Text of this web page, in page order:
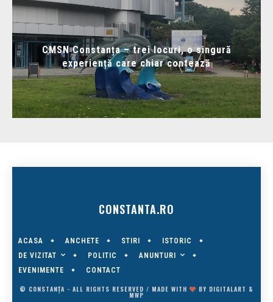
CMSN Constanța – trei locuri, o singură
experiență care chiar contează
CONSTANTA.RO
ACASA ANCHETE STIRI
ISTORIC
DE VIZITAT
POLITIC
ANUNTURI
EVENIMENTE
CONTACT
© CONSTANȚA - ALL RIGHTS RESERVED / MADE WITH BY DIGITALART &
MWP